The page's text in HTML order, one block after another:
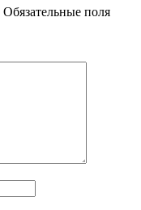
Обязательные поля